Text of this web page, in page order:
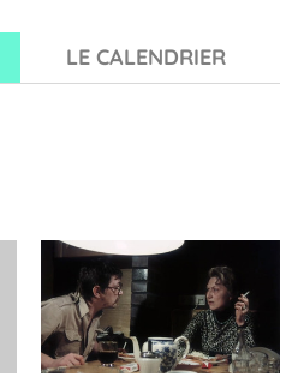
LE CALENDRIER